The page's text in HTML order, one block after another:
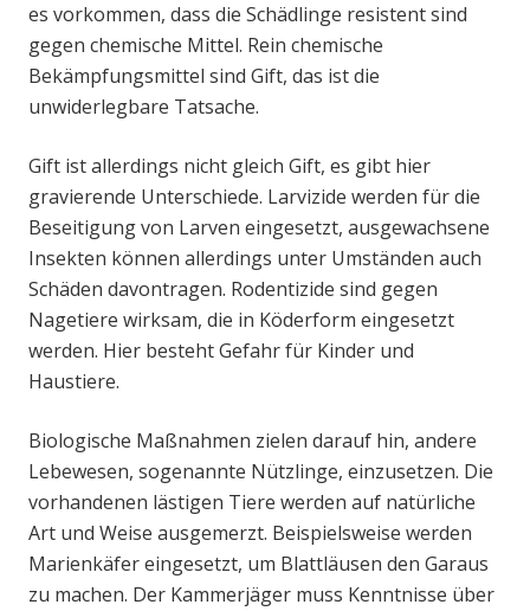
es vorkommen, dass die Schädlinge resistent sind
gegen chemische Mittel. Rein chemische
Bekämpfungsmittel sind Gift, das ist die
unwiderlegbare Tatsache.
Gift ist allerdings nicht gleich Gift, es gibt hier
gravierende Unterschiede. Larvizide werden für die
Beseitigung von Larven eingesetzt, ausgewachsene
Insekten können allerdings unter Umständen auch
Schäden davontragen. Rodentizide sind gegen
Nagetiere wirksam, die in Köderform eingesetzt
werden. Hier besteht Gefahr für Kinder und
Haustiere.
Biologische Maßnahmen zielen darauf hin, andere
Lebewesen, sogenannte Nützlinge, einzusetzen. Die
vorhandenen lästigen Tiere werden auf natürliche
Art und Weise ausgemerzt. Beispielsweise werden
Marienkäfer eingesetzt, um Blattläusen den Garaus
zu machen. Der Kammerjäger muss Kenntnisse über